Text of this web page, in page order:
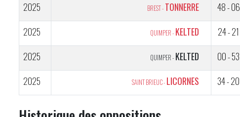
2025
BREST - TONNERRE 48 - 06
2025
QUIMPER - KELTED 24 - 21
2025
QUIMPER - KELTED 00 - 53
2025
SAINT BRIEUC - LICORNES 34 - 20